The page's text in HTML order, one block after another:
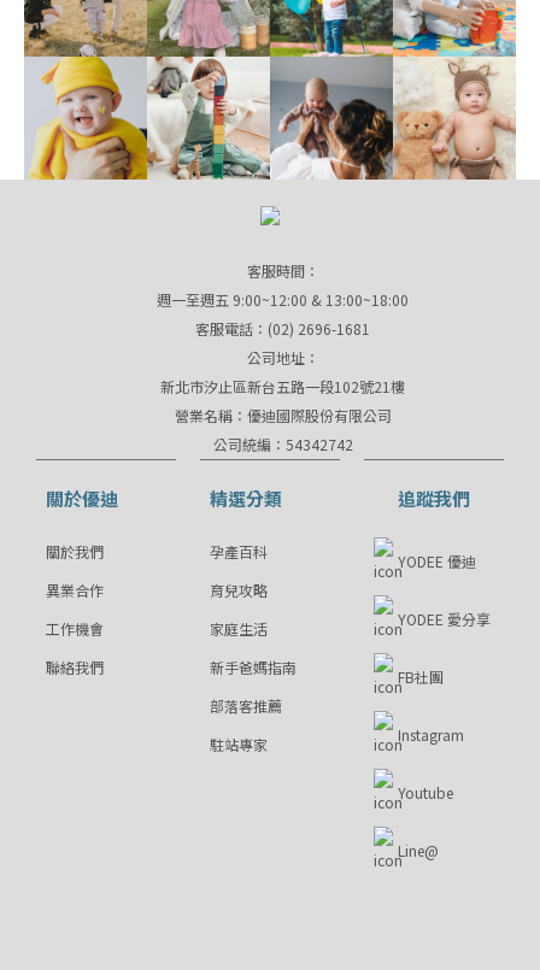
客服時間：
週一至週五 9:00~12:00 & 13:00~18:00
客服電話：(02) 2696-1681
公司地址：
新北市汐止區新台五路一段102號21樓
營業名稱：優迪國際股份有限公司
公司統編：54342742
關於優迪
關於我們
異業合作
工作機會
聯絡我們
精選分類
孕產百科
育兒攻略
家庭生活
新手爸媽指南
部落客推薦
駐站專家
追蹤我們
YODEE 優迪
YODEE 愛分享
FB社團
Instagram
Youtube
Line@